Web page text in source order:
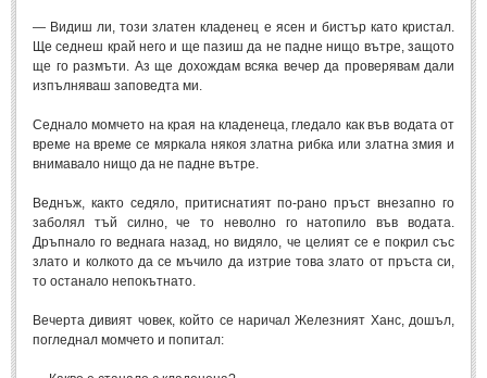
Притчи за живота (106)
Притчи за любовта (15)
LATEST NEWS
Надежда
Post: 28 Юни 2018
Щастието
Post: 28 Юни 2018
Усмивката
Post: 28 Юни 2018
Нищо не съществува
— Видиш ли, този златен кладенец е ясен и бистър като кристал.
Ще седнеш край него и ще пазиш да не падне нищо вътре, защото
ще го размъти. Аз ще дохождам всяка вечер да проверявам дали
изпълняваш заповедта ми.
Седнало момчето на края на кладенеца, гледало как във водата от
време на време се мяркала някоя златна рибка или златна змия и
внимавало нищо да не падне вътре.
Веднъж, както седяло, притиснатият по-рано пръст внезапно го
заболял тъй силно, че то неволно го натопило във водата.
Дръпнало го веднага назад, но видяло, че целият се е покрил със
злато и колкото да се мъчило да изтрие това злато от пръста си,
то останало непокътнато.
Вечерта дивият човек, който се наричал Железният Ханс, дошъл,
погледнал момчето и попитал: